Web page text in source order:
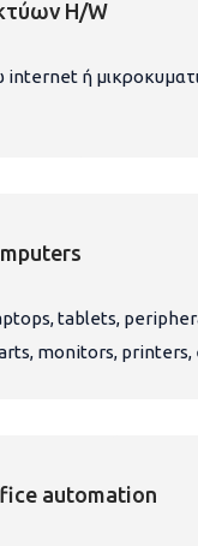
H/W
internet ή
tablets,
monitors, printers,
automation